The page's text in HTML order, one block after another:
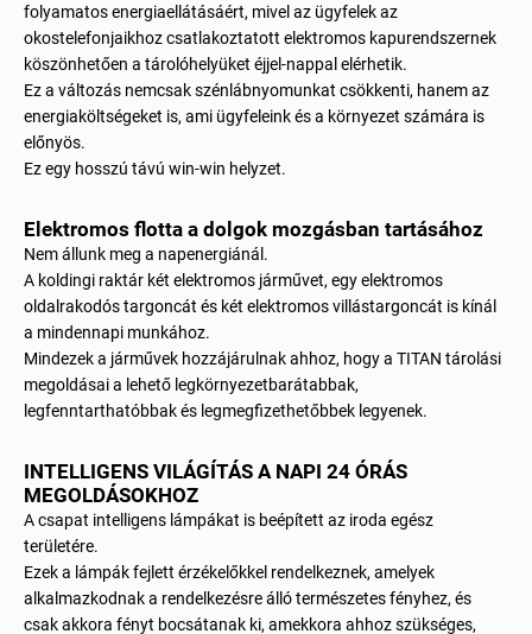
folyamatos energiaellátásáért, mivel az ügyfelek az
okostelefonjaikhoz csatlakoztatott elektromos kapurendszernek
köszönhetően a tárolóhelyüket éjjel-nappal elérhetik.
Ez a változás nemcsak szénlábnyomunkat csökkenti, hanem az
energiaköltségeket is, ami ügyfeleink és a környezet számára is
előnyös.
Ez egy hosszú távú win-win helyzet.
Elektromos flotta a dolgok mozgásban tartásához
Nem állunk meg a napenergiánál.
A koldingi raktár két elektromos járművet, egy elektromos
oldalrakodós targoncát és két elektromos villástargoncát is kínál
a mindennapi munkához.
Mindezek a járművek hozzájárulnak ahhoz, hogy a TITAN tárolási
megoldásai a lehető legkörnyezetbarátabbak,
legfenntarthatóbbak és legmegfizethetőbbek legyenek.
INTELLIGENS VILÁGÍTÁS A NAPI 24 ÓRÁS
MEGOLDÁSOKHOZ
A csapat intelligens lámpákat is beépített az iroda egész
területére.
Ezek a lámpák fejlett érzékelőkkel rendelkeznek, amelyek
alkalmazkodnak a rendelkezésre álló természetes fényhez, és
csak akkora fényt bocsátanak ki, amekkora ahhoz szükséges,